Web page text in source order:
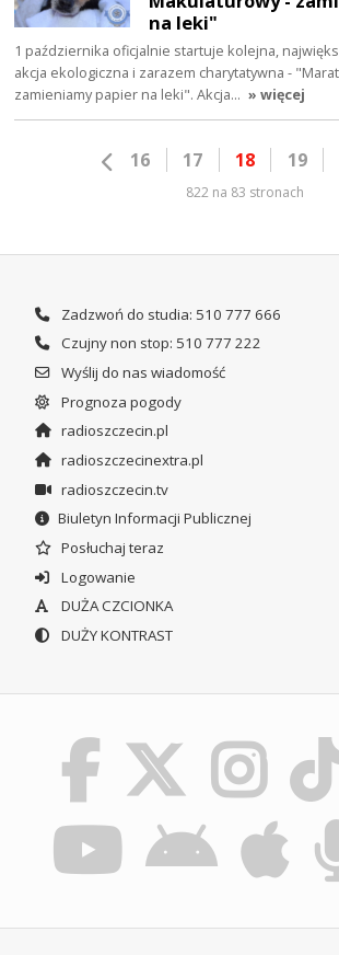
na leki"
1 października oficjalnie startuje kolejna,
akcja ekologiczna i zarazem charytatywna -
zamieniamy papier na leki". Akcja… » więcej
16 17 18 19
822 na 83 stronach
Zadzwoń do studia: 510 777 666
Czujny non stop: 510 777 222
Wyślij do nas wiadomość
Prognoza pogody
radioszczecin.pl
radioszczecinextra.pl
radioszczecin.tv
Biuletyn Informacji Publicznej
Posłuchaj teraz
Logowanie
DUŻA CZCIONKA
DUŻY KONTRAST